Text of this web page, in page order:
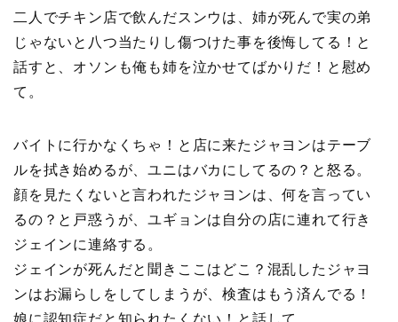
二人でチキン店で飲んだスンウは、姉が死んで実の弟
じゃないと八つ当たりし傷つけた事を後悔してる！と
話すと、オソンも俺も姉を泣かせてばかりだ！と慰め
て。
バイトに行かなくちゃ！と店に来たジャヨンはテーブ
ルを拭き始めるが、ユニはバカにしてるの？と怒る。
顔を見たくないと言われたジャヨンは、何を言ってい
るの？と戸惑うが、ユギョンは自分の店に連れて行き
ジェインに連絡する。
ジェインが死んだと聞きここはどこ？混乱したジャヨ
ンはお漏らしをしてしまうが、検査はもう済んでる！